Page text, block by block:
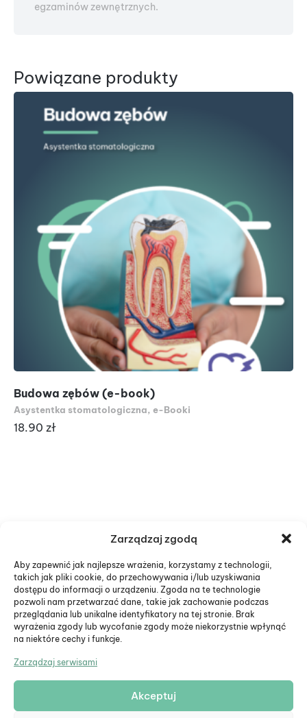
Zarządzaj zgodą
Aby zapewnić jak najlepsze wrażenia, korzystamy z technologii,
takich jak pliki cookie, do przechowywania i/lub uzyskiwania
dostępu do informacji o urządzeniu. Zgoda na te technologie
pozwoli nam przetwarzać dane, takie jak zachowanie podczas
przeglądania lub unikalne identyfikatory na tej stronie. Brak
wyrażenia zgody lub wycofanie zgody może niekorzystnie wpłynąć
na niektóre cechy i funkcje.
Zarządzaj serwisami
Akceptuj
egzaminów zewnętrznych.
Powiązane produkty
Budowa zębów (e-book)
Asystentka stomatologiczna, e-Booki
18.90 zł
© Eduiko. Wszystkie prawa zastrzeżone.